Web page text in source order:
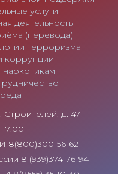
услуги
деятельность
(перевода)
терроризма
коррупции
Строителей, д. 47
8(800)300-56-62
8 (939)374-76-94